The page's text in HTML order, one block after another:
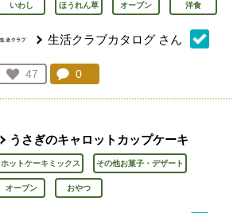
いわし ほうれん草 オーブン 洋食
生活クラブカタログ さん
お気に入り登録：
47
人が登録
コメント：
0
うさぎのキャロットカップケーキ
ホットケーキミックス その他お菓子・デザート
オーブン おやつ